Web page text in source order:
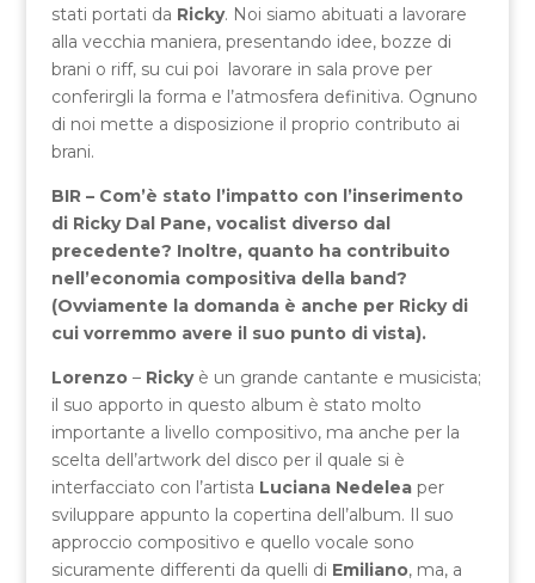
stati portati da Ricky. Noi siamo abituati a lavorare
alla vecchia maniera, presentando idee, bozze di
brani o riff, su cui poi lavorare in sala prove per
conferirgli la forma e l’atmosfera definitiva. Ognuno
di noi mette a disposizione il proprio contributo ai
brani.
BIR – Com’è stato l’impatto con l’inserimento
di Ricky Dal Pane, vocalist diverso dal
precedente? Inoltre, quanto ha contribuito
nell’economia compositiva della band?
(Ovviamente la domanda è anche per Ricky di
cui vorremmo avere il suo punto di vista).
Lorenzo– Rickyè un grande cantante e musicista;
il suo apporto in questo album è stato molto
importante a livello compositivo, ma anche per la
scelta dell’artwork del disco per il quale si è
interfacciato con l’artista Luciana Nedeleaper
sviluppare appunto la copertina dell’album. Il suo
approccio compositivo e quello vocale sono
sicuramente differenti da quelli di Emiliano, ma, a